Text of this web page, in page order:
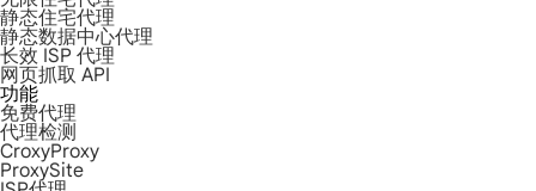
静态住宅代理
静态数据中心代理
长效 ISP 代理
网页抓取 API
功能
免费代理
代理检测
CroxyProxy
ProxySite